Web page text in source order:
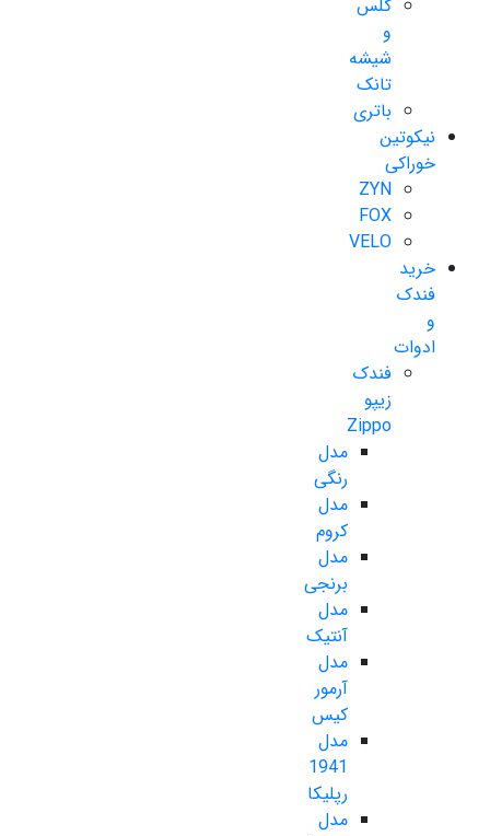
گلس
و
شیشه
تانک
باتری
نیکوتین
خوراکی
ZYN
FOX
VELO
خرید
فندک
و
ادوات
فندک
زیپو
Zippo
مدل
رنگی
مدل
کروم
مدل
برنجی
مدل
آنتیک
مدل
آرمور
کیس
مدل
1941
رپلیکا
مدل